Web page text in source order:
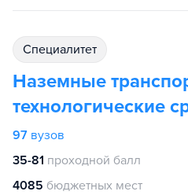
специалитет
Наземные
технологические
97 вузов
35-81 проходной балл
4085 бюджетных мест